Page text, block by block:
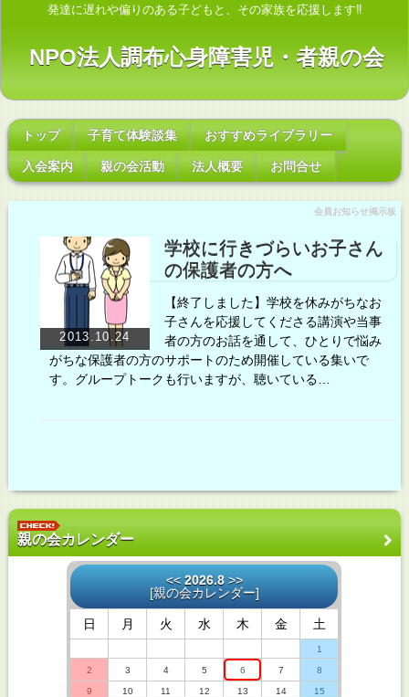
発達に遅れや偏りのある子どもと、その家族を応援します‼
NPO法人調布心身障害児・者親の会
トップ 子育て体験談集 おすすめライブラリー
入会案内 親の会活動 法人概要 お問合せ
会員お知らせ掲示板
2013.10.24
学校に行きづらいお子さん
の保護者の方へ
【終了しました】学校を休みがちなお
子さんを応援してくださる講演や当事
者の方のお話を通して、ひとりで悩み
がちな保護者の方のサポートのため開催している集いで
す。グループトークも行いますが、聴いている…
親の会カレンダー
<< 2026.8 >>
[親の会カレンダー]
日 月 火 水 木 金 土
1
2 3 4 5 6 7 8
9 10 11 12 13 14
15